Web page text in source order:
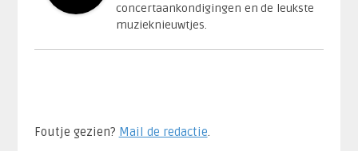
concertaankondigingen en de leukste
muzieknieuwtjes.
Foutje gezien? Mail de redactie.​